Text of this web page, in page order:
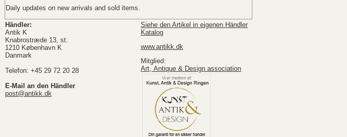
Daily updates on new arrivals and sold items.
Händler:
Antik K
Knabrostræde 13, st.
1210 København K
Danmark
Telefon: +45 29 72 20 28
E-Mail an den Händler
post@antikk.dk
Siehe den Artikel in eigenen Händler
Katalog
www.antikk.dk
Mitglied:
Art, Antique & Design association